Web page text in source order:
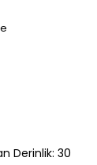
Derinlik: 30